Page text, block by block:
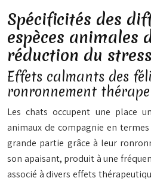
Spécificités des
espèces animales
réduction du stress
Effets calmants des
ronronnement
Les chats occupent une place
animaux de compagnie en
grande partie grâce à leur
son apaisant, produit à une
associé à divers effets